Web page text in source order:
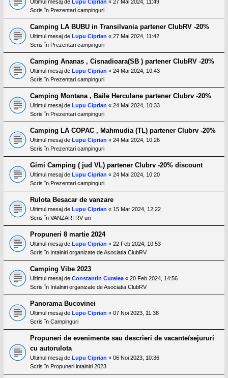
Ultimul mesaj de Lupu Ciprian « 27 Mai 2024, 11:49
Scris în Prezentari campinguri
Camping LA BUBU in Transilvania partener ClubRV -20%
Ultimul mesaj de Lupu Ciprian « 27 Mai 2024, 11:42
Scris în Prezentari campinguri
Camping Ananas , Cisnadioara(SB ) partener ClubRV -20%
Ultimul mesaj de Lupu Ciprian « 24 Mai 2024, 10:43
Scris în Prezentari campinguri
Camping Montana , Baile Herculane partener Clubrv -20%
Ultimul mesaj de Lupu Ciprian « 24 Mai 2024, 10:33
Scris în Prezentari campinguri
Camping LA COPAC , Mahmudia (TL) partener Clubrv -20%
Ultimul mesaj de Lupu Ciprian « 24 Mai 2024, 10:26
Scris în Prezentari campinguri
Gimi Camping ( jud VL) partener Clubrv -20% discount
Ultimul mesaj de Lupu Ciprian « 24 Mai 2024, 10:20
Scris în Prezentari campinguri
Rulota Besacar de vanzare
Ultimul mesaj de Lupu Ciprian « 15 Mar 2024, 12:22
Scris în VANZARI RV-uri
Propuneri 8 martie 2024
Ultimul mesaj de Lupu Ciprian « 22 Feb 2024, 10:53
Scris în Intalniri organizate de Asociatia ClubRV
Camping Vibe 2023
Ultimul mesaj de Constantin Curelea « 20 Feb 2024, 14:56
Scris în Intalniri organizate de Asociatia ClubRV
Panorama Bucovinei
Ultimul mesaj de Lupu Ciprian « 07 Noi 2023, 11:38
Scris în Campinguri
Propuneri de evenimente sau descrieri de vacante/sejururi
cu autorulota
Ultimul mesaj de Lupu Ciprian « 06 Noi 2023, 10:36
Scris în Propuneri intalniri 2023